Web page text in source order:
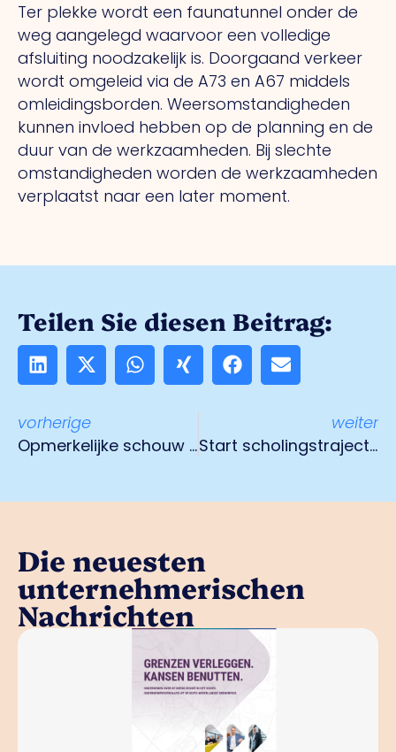
Ter plekke wordt een faunatunnel onder de
weg aangelegd waarvoor een volledige
afsluiting noodzakelijk is. Doorgaand verkeer
wordt omgeleid via de A73 en A67 middels
omleidingsborden. Weersomstandigheden
kunnen invloed hebben op de planning en de
duur van de werkzaamheden. Bij slechte
omstandigheden worden de werkzaamheden
verplaatst naar een later moment.
Teilen Sie diesen Beitrag:
vorherige
Opmerkelijke schouw op bedrijventerrein Tradeport
weiter
Start scholingstraject Hybride Techniekopleider 1 september
Die neuesten
unternehmerischen
Nachrichten